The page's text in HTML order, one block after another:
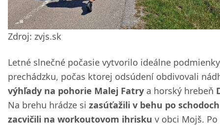
Zdroj: zvjs.sk
Letné slnečné počasie vytvorilo ideálne
prechádzku, počas ktorej odsúdení obdivovali
výhľady na pohorie Malej Fatry a horský hrebeň
Na brehu hrádze si zasúťažili v behu po schodoch
zacvičili na workoutovom ihrisku v obci Mojš. Po